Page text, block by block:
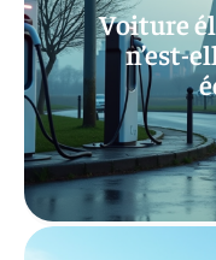
Voiture
n’est-